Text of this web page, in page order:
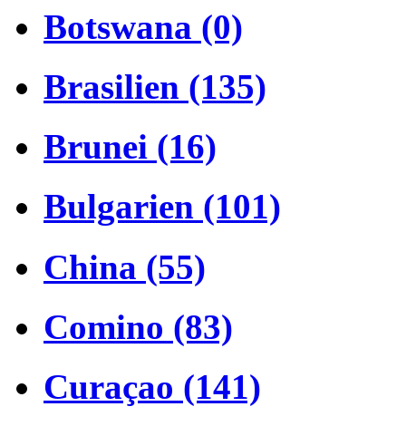
Botswana (0)
Brasilien (135)
Brunei (16)
Bulgarien (101)
China (55)
Comino (83)
Curaçao (141)